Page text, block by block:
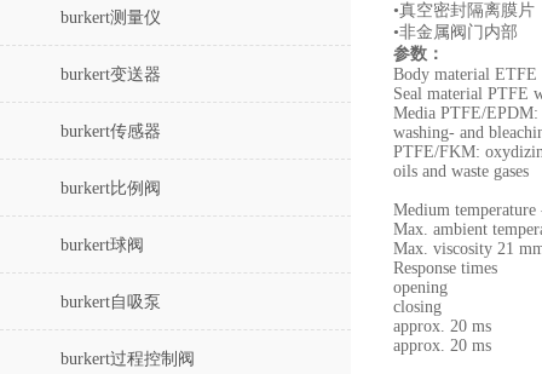
burkert测量仪
burkert变送器
burkert传感器
burkert比例阀
burkert球阀
burkert自吸泵
burkert过程控制阀
•真空密封隔离膜片
•非金属阀门内部
参数：
Body material
Seal material PTFE
Media PTFE/EPDM:
washing- and
PTFE/FKM:
oils and waste gases
Medium
Max. ambient
Max. viscosity 21
Response times
opening
closing
approx. 20 ms
approx. 20 ms